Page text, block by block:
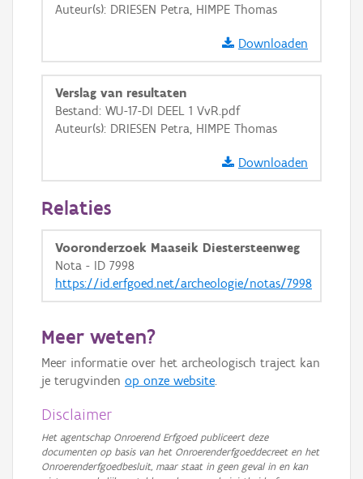
Basis Lagen
Ortho
GRB-Basiskaart
GRB-Basiskaart in grijswaarden
Auteur(s): DRIESEN Petra, HIMPE Thomas
Downloaden
Verslag van resultaten
Bestand: WU-17-DI DEEL 1 VvR.pdf
Auteur(s): DRIESEN Petra, HIMPE Thomas
Downloaden
Relaties
Vooronderzoek Maaseik Diestersteenweg
Nota - ID 7998
https://id.erfgoed.net/archeologie/notas/7998
Meer weten?
Meer informatie over het archeologisch traject kan
je terugvinden op onze website.
Disclaimer
Het agentschap Onroerend Erfgoed publiceert deze
documenten op basis van het Onroerenderfgoeddecreet en het
Onroerenderfgoedbesluit, maar staat in geen geval in en kan